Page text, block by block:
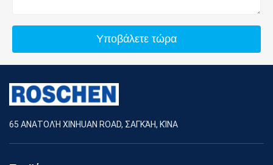
Υποβάλετε τώρα
65 ΑΝΑΤΟΛΉ XINHUAN ROAD, ΣΑΓΚΆΗ, ΚΊΝΑ